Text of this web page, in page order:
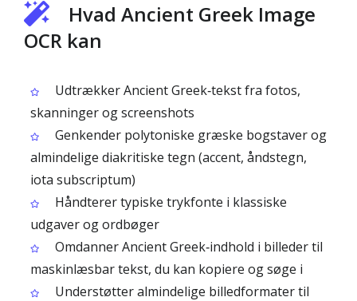
Hvad Ancient Greek Image
OCR kan
Udtrækker Ancient Greek‑tekst fra fotos,
skanninger og screenshots
Genkender polytoniske græske bogstaver og
almindelige diakritiske tegn (accent, åndstegn,
iota subscriptum)
Håndterer typiske trykfonte i klassiske
udgaver og ordbøger
Omdanner Ancient Greek‑indhold i billeder til
maskinlæsbar tekst, du kan kopiere og søge i
Understøtter almindelige billedformater til